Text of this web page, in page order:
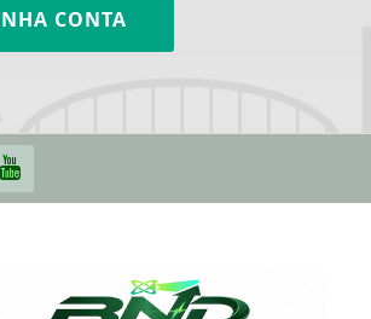
CONTA